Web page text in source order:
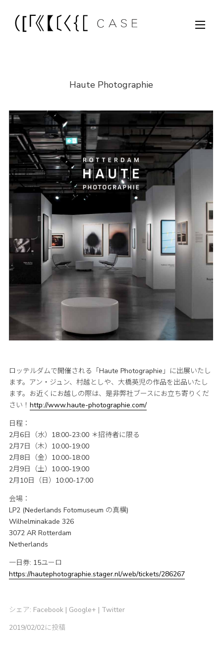
Haute Photographie
ロッテルダムで開催される「Haute Photographie」に出展いたし
ます。アン・ジュン、村越としや、大橋英児の作品を出品いたし
ます。お近くにお越しの際は、是非弊社ブースにお立ち寄りくだ
さい！ http://www.haute-photographie.com/
日程：
2月6日（水）18:00-23:00 ＊招待者に限る
2月7日（木）10:00-19:00
2月8日（金）10:00-18:00
2月9日（土）10:00-19:00
2月10日（日）10:00-17:00
会場：
LP2 (Nederlands Fotomuseum の真横)
Wilhelminakade 326
3072 AR Rotterdam
Netherlands
一日券: 15ユーロ
https://hautephotographie.stager.nl/web/tickets/286267
シェア: Facebook| Google+ | Twitter
2019/02/02に投稿